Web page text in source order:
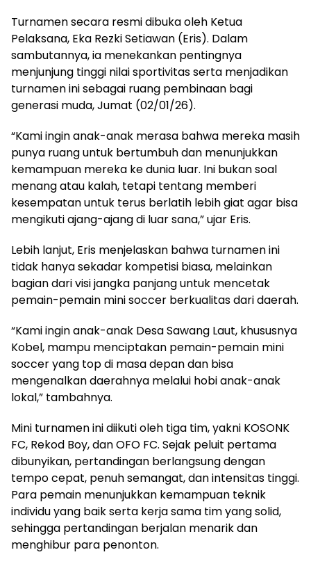
Turnamen secara resmi dibuka oleh Ketua
Pelaksana, Eka Rezki Setiawan (Eris). Dalam
sambutannya, ia menekankan pentingnya
menjunjung tinggi nilai sportivitas serta menjadikan
turnamen ini sebagai ruang pembinaan bagi
generasi muda, Jumat (02/01/26).
“Kami ingin anak-anak merasa bahwa mereka masih
punya ruang untuk bertumbuh dan menunjukkan
kemampuan mereka ke dunia luar. Ini bukan soal
menang atau kalah, tetapi tentang memberi
kesempatan untuk terus berlatih lebih giat agar bisa
mengikuti ajang-ajang di luar sana,” ujar Eris.
Lebih lanjut, Eris menjelaskan bahwa turnamen ini
tidak hanya sekadar kompetisi biasa, melainkan
bagian dari visi jangka panjang untuk mencetak
pemain-pemain mini soccer berkualitas dari daerah.
“Kami ingin anak-anak Desa Sawang Laut, khususnya
Kobel, mampu menciptakan pemain-pemain mini
soccer yang top di masa depan dan bisa
mengenalkan daerahnya melalui hobi anak-anak
lokal,” tambahnya.
Mini turnamen ini diikuti oleh tiga tim, yakni KOSONK
FC, Rekod Boy, dan OFO FC. Sejak peluit pertama
dibunyikan, pertandingan berlangsung dengan
tempo cepat, penuh semangat, dan intensitas tinggi.
Para pemain menunjukkan kemampuan teknik
individu yang baik serta kerja sama tim yang solid,
sehingga pertandingan berjalan menarik dan
menghibur para penonton.